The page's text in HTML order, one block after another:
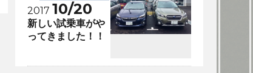
2017 10/20
新しい試乗車がや
ってきました！！